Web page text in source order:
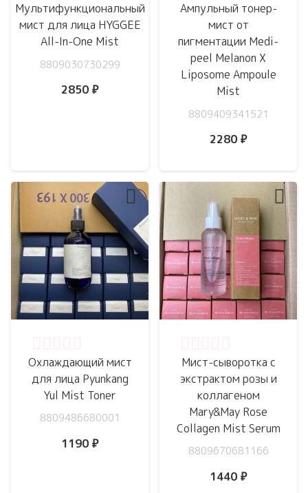
Мультифункциональный
мист для лица HYGGEE
All-In-One Mist
8809030730299
2850 ₽
Ампульный тонер-
мист от
пигментации Medi-
peel Melanon X
Liposome Ampoule
Mist
8809409341521
2280 ₽
Охлаждающий мист
для лица Pyunkang
Yul Mist Toner
8809486680001
1190 ₽
Мист-сыворотка с
экстрактом розы и
коллагеном
Mary&May Rose
Collagen Mist Serum
8809670681166
1440 ₽